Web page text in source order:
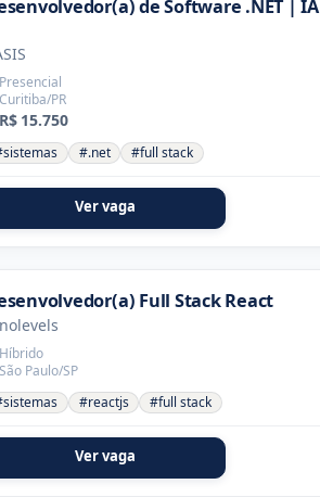
de Software .NET | IA
Presencial
Curitiba/PR
R$ 15.750
#.net #full stack
Ver vaga
Full Stack React
Híbrido
São Paulo/SP
#reactjs #full stack
Ver vaga